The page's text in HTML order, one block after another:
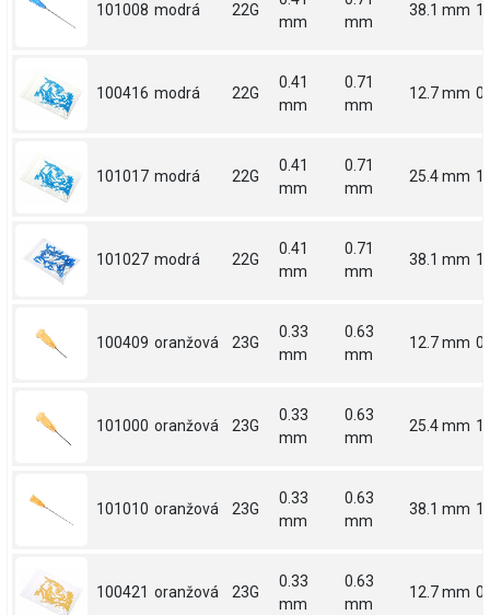
101008 modrá 22G
mm
mm
38.1 mm
100416 modrá 22G
0.41
mm
0.71
mm
12.7 mm
101017 modrá 22G
0.41
mm
0.71
mm
25.4 mm 1
101027 modrá 22G
0.41
mm
0.71
mm
38.1 mm
100409 oranžová 23G
0.33
mm
0.63
mm
12.7 mm
101000 oranžová 23G
0.33
mm
0.63
mm
25.4 mm 1
101010 oranžová 23G
0.33
mm
0.63
mm
38.1 mm
100421 oranžová 23G
0.33
mm
0.63
mm
12.7 mm